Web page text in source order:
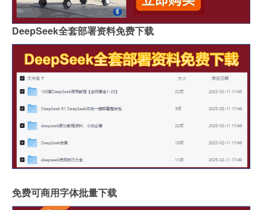
DeepSeek全套部署资料免费下载
免费可商用字体批量下载